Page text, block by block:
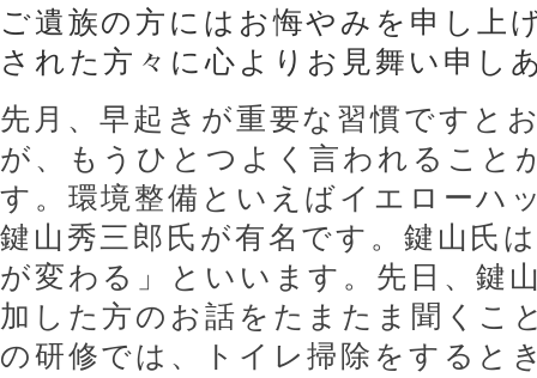
ご遺族の方にはお悔やみを申し上
された方々に心よりお見舞い申し
先月、早起きが重要な習慣ですと
が、もうひとつよく言われること
す。環境整備といえばイエローハ
鍵山秀三郎氏が有名です。鍵山氏
が変わる」といいます。先日、鍵
加した方のお話をたまたま聞くこ
の研修では、トイレ掃除をすると